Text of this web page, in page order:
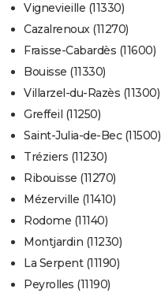
Vignevieille (11330)
Cazalrenoux (11270)
Fraisse-Cabardès (11600)
Bouisse (11330)
Villarzel-du-Razès (11300)
Greffeil (11250)
Saint-Julia-de-Bec (11500)
Tréziers (11230)
Ribouisse (11270)
Mézerville (11410)
Rodome (11140)
Montjardin (11230)
La Serpent (11190)
Peyrolles (11190)